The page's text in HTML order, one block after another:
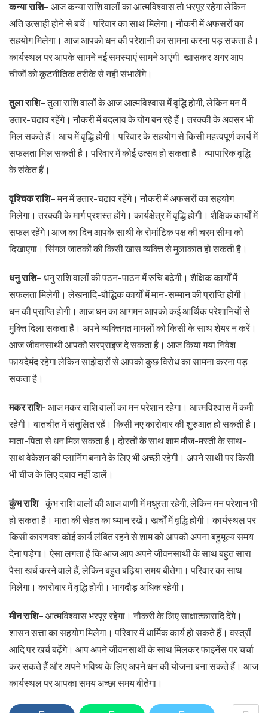
कन्या राशि– आज कन्या राशि वालों का आत्मविश्वास तो भरपूर रहेगा लेकिन
अति उत्साही होने से बचें। परिवार का साथ मिलेगा। नौकरी में अफसरों का
सहयोग मिलेगा। आज आपको धन की परेशानी का सामना करना पड़ सकता है।
कार्यस्थल पर आपके सामने नई समस्याएं सामने आएंगी-खासकर अगर आप
चीजों को कूटनीतिक तरीके से नहीं संभालेंगे।
तुला राशि– तुला राशि वालों के आज आत्मविश्वास में वृद्धि होगी, लेकिन मन में
उतार-चढ़ाव रहेंगे। नौकरी में बदलाव के योग बन रहे हैं। तरक्की के अवसर भी
मिल सकते हैं। आय में वृद्धि होगी। परिवार के सहयोग से किसी महत्वपूर्ण कार्य में
सफलता मिल सकती है। परिवार में कोई उत्सव हो सकता है। व्यापारिक वृद्धि
के संकेत हैं।
वृश्चिक राशि– मन में उतार-चढ़ाव रहेंगे। नौकरी में अफसरों का सहयोग
मिलेगा। तरक्की के मार्ग प्रशस्त होंगे। कार्यक्षेत्र में वृद्धि होगी। शैक्षिक कार्यों में
सफल रहेंगे।आज का दिन आपके साथी के रोमांटिक पक्ष की चरम सीमा को
दिखाएगा। सिंगल जातकों की किसी खास व्यक्ति से मुलाकात हो सकती है।
धनु राशि– धनु राशि वालों की पठन-पाठन में रुचि बढ़ेगी। शैक्षिक कार्यों में
सफलता मिलेगी। लेखनादि-बौद्धिक कार्यों में मान-सम्मान की प्राप्ति होगी।
धन की प्राप्ति होगी। आज धन का आगमन आपको कई आर्थिक परेशानियों से
मुक्ति दिला सकता है। अपने व्यक्तिगत मामलों को किसी के साथ शेयर न करें।
आज जीवनसाथी आपको सरप्राइज दे सकता है। आज किया गया निवेश
फायदेमंद रहेगा लेकिन साझेदारों से आपको कुछ विरोध का सामना करना पड़
सकता है।
मकर राशि- आज मकर राशि वालों का मन परेशान रहेगा। आत्मविश्वास में कमी
रहेगी। बातचीत में संतुलित रहें। किसी नए कारोबार की शुरुआत हो सकती है।
माता-पिता से धन मिल सकता है। दोस्तों के साथ शाम मौज-मस्ती के साथ-
साथ वेकेशन की प्लानिंग बनाने के लिए भी अच्छी रहेगी। अपने साथी पर किसी
भी चीज के लिए दबाव नहीं डालें।
कुंभ राशि– कुंभ राशि वालों की आज वाणी में मधुरता रहेगी, लेकिन मन परेशान भी
हो सकता है। माता की सेहत का ध्यान रखें। खर्चों में वृद्धि होगी। कार्यस्थल पर
किसी कारणवश कोई कार्य लंबित रहने से शाम को आपको अपना बहुमूल्य समय
देना पड़ेगा। ऐसा लगता है कि आज आप अपने जीवनसाथी के साथ बहुत सारा
पैसा खर्च करने वाले हैं, लेकिन बहुत बढ़िया समय बीतेगा। परिवार का साथ
मिलेगा। कारोबार में वृद्धि होगी। भागदौड़ अधिक रहेगी।
मीन राशि– आत्मविश्वास भरपूर रहेगा। नौकरी के लिए साक्षात्कारादि देंगे।
शासन सत्ता का सहयोग मिलेगा। परिवार में धार्मिक कार्य हो सकते हैं। वस्त्रों
आदि पर खर्च बढ़ेंगे। आप अपने जीवनसाथी के साथ मिलकर फाइनेंस पर चर्चा
कर सकते हैं और अपने भविष्य के लिए अपने धन की योजना बना सकते हैं। आज
कार्यस्थल पर आपका समय अच्छा समय बीतेगा।